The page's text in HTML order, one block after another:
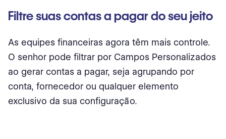
Filtre suas contas a pagar do seu jeito
As equipes financeiras agora têm mais controle.
O senhor pode filtrar por Campos Personalizados
ao gerar contas a pagar, seja agrupando por
conta, fornecedor ou qualquer elemento
exclusivo da sua configuração.